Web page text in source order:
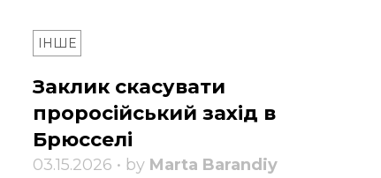
ІНШЕ
Заклик скасувати
проросійський захід в
Брюсселі
03.15.2026 • by Marta Barandiy